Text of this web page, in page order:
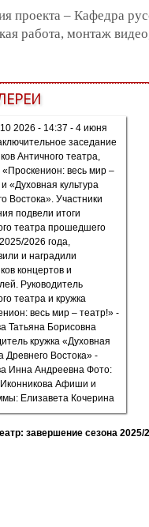
проекта – Кафедра
работа, монтаж
завершение сезона 2025/